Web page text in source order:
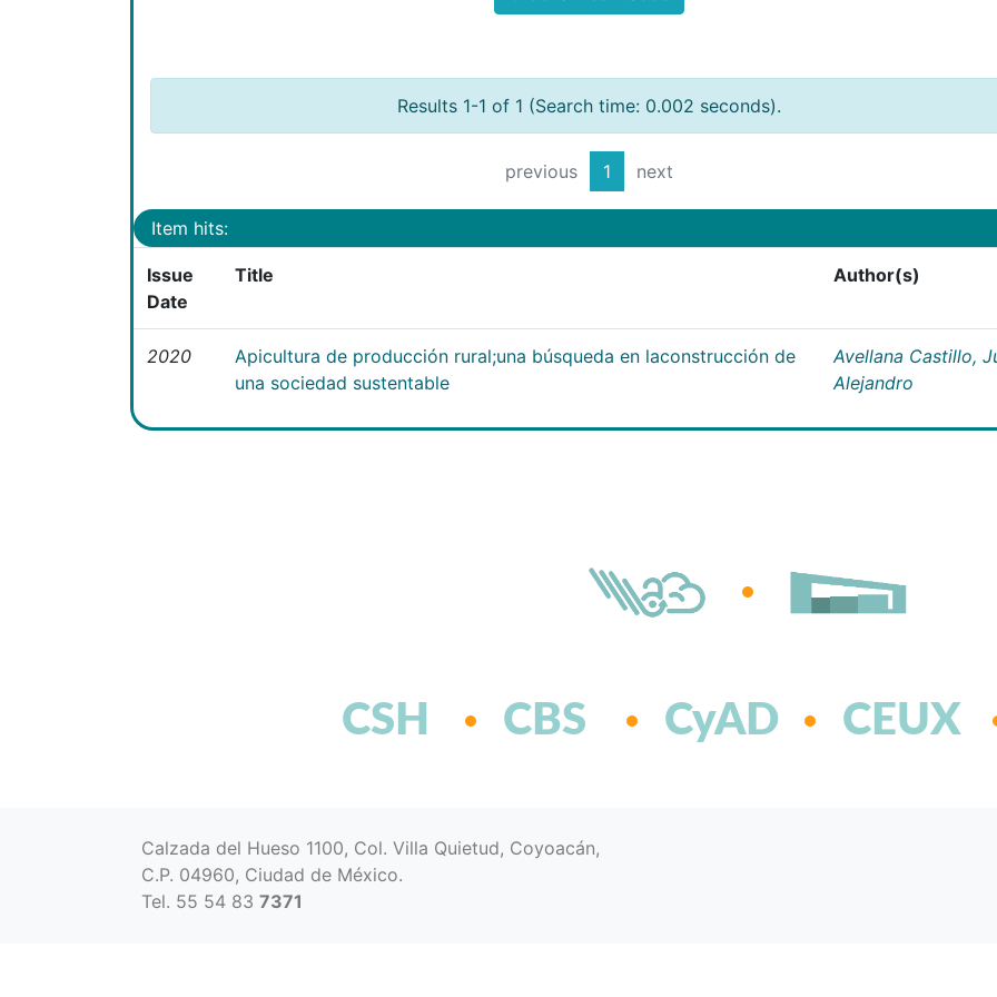
Results 1-1 of 1 (Search time: 0.002 seconds).
previous 1 next
Item hits:
Issue
Date
Title Author(s)
2020
Apicultura de producción rural;una búsqueda en laconstrucción de
una sociedad sustentable
Avellana Castillo,
Alejandro
CSH CBS CyAD CEUX
Calzada del Hueso 1100, Col. Villa Quietud, Coyoacán,
C.P. 04960, Ciudad de México.
Tel. 55 54 83 7371